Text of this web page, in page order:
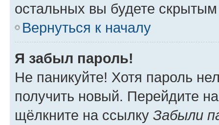
остальных вы будете
Вернуться к началу
Я забыл пароль!
Не паникуйте! Хотя пароль
получить новый. Перейдите
щёлкните на ссылку Забыли